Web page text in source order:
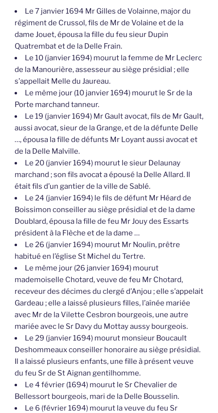
Le 7 janvier 1694 Mr Gilles de Volainne, major du
régiment de Crussol, fils de Mr de Volaine et de la
dame Jouet, épousa la fille du feu sieur Dupin
Quatrembat et de la Delle Frain.
Le 10 (janvier 1694) mourut la femme de Mr Leclerc
de la Manourière, assesseur au siège présidial ; elle
s’appellait Melle du Jaureau.
Le même jour (10 janvier 1694) mourut le Sr de la
Porte marchand tanneur.
Le 19 (janvier 1694) Mr Gault avocat, fils de Mr Gault,
aussi avocat, sieur de la Grange, et de la défunte Delle
…, épousa la fille de défunts Mr Loyant aussi avocat et
de la Delle Malville.
Le 20 (janvier 1694) mourut le sieur Delaunay
marchand ; son fils avocat a épousé la Delle Allard. Il
était fils d’un gantier de la ville de Sablé.
Le 24 (janvier 1694) le fils de défunt Mr Héard de
Boissimon conseiller au siège présidial et de la dame
Doublard, épousa la fille de feu Mr Jouy des Essarts
président à la Flèche et de la dame …
Le 26 (janvier 1694) mourut Mr Noulin, prêtre
habitué en l’église St Michel du Tertre.
Le même jour (26 janvier 1694) mourut
mademoiselle Chotard, veuve de feu Mr Chotard,
receveur des décimes du clergé d’Anjou ; elle s’appelait
Gardeau ; elle a laissé plusieurs filles, l’aînée mariée
avec Mr de la Vilette Cesbron bourgeois, une autre
mariée avec le Sr Davy du Mottay aussy bourgeois.
Le 29 (janvier 1694) mourut monsieur Boucault
Deshommeaux conseiller honoraire au siège présidial.
Il a laissé plusieurs enfants, une fille à présent veuve
du feu Sr de St Aignan gentilhomme.
Le 4 février (1694) mourut le Sr Chevalier de
Bellessort bourgeois, mari de la Delle Bousselin.
Le 6 (février 1694) mourut la veuve du feu Sr